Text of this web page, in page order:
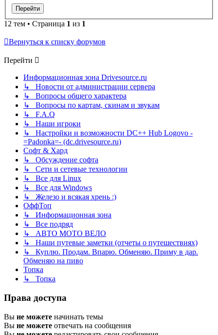
12 тем • Страница 1 из 1
Вернуться к списку форумов
Перейти
Информационная зона Drivesource.ru
↳ Новости от администрации сервера
↳ Вопросы общего характера
↳ Вопросы по картам, скинам и звукам
↳ F.A.Q
↳ Наши игроки
↳ Настройки и возможности DC++ Hub Logovo -
=Padonka=- (dc.drivesource.ru)
Софт & Хард
↳ Обсуждение софта
↳ Сети и сетевые технологии
↳ Все для Linux
↳ Все для Windows
↳ Железо и всякая хрень :)
ОффТоп
↳ Информационная зона
↳ Все подряд
↳ АВТО МОТО ВЕЛО
↳ Наши путевые заметки (отчеты о путешествиях)
↳ Куплю. Продам. Впарю. Обменяю. Приму в дар.
Обменяю на пиво
Топка
↳ Топка
Права доступа
Вы не можете начинать темы
Вы не можете отвечать на сообщения